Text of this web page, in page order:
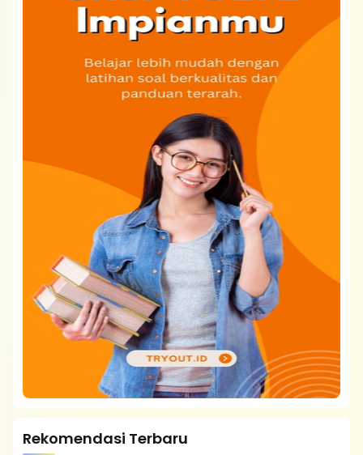
Rekomendasi Terbaru